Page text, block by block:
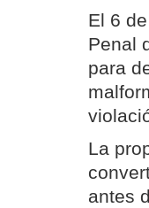
El 6
Penal
para
La
antes